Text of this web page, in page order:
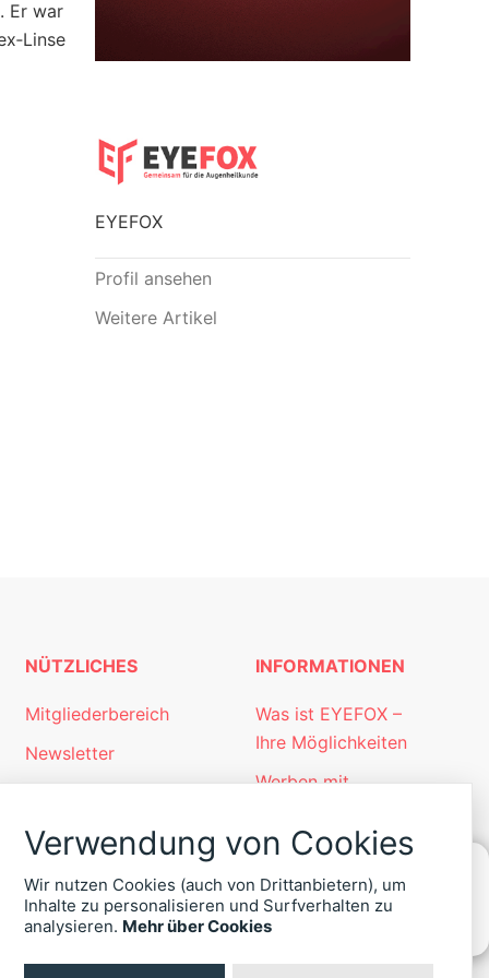
Er war
EYEFOX
Profil ansehen
Weitere Artikel
NÜTZLICHES
Mitgliederbereich
Newsletter
INFORMATIONEN
Was ist EYEFOX –
Ihre Möglichkeiten
Werben mit
Kontakt
Datenschutz
Impressum
Verwendung von Cookies
Wir nutzen Cookies (auch von Drittanbietern), um
Inhalte zu personalisieren und Surfverhalten zu
analysieren. Mehr über Cookies